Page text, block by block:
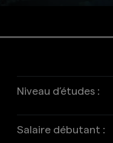
Niveau d’études :
Salaire débutant :